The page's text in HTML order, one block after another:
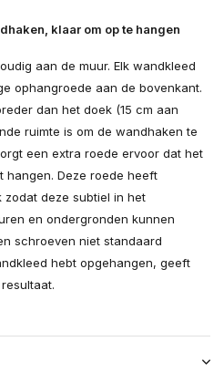
klaar om op te hangen
aan de muur. Elk wandkleed
ophangroede aan de bovenkant.
dan het doek (15 cm aan
ruimte is om de wandhaken te
een extra roede ervoor dat het
hangen. Deze roede heeft
deze subtiel in het
en ondergronden kunnen
schroeven niet standaard
hebt opgehangen, geeft